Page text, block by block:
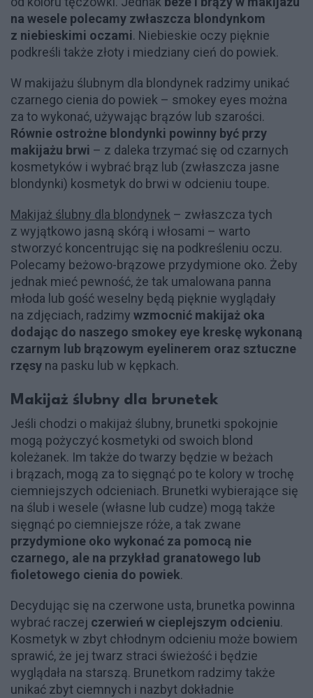
na wesele polecamy zwłaszcza blondynkom
z niebieskimi oczami. Niebieskie oczy pięknie
podkreśli także złoty i miedziany cień do powiek.
W makijażu ślubnym dla blondynek radzimy unikać
czarnego cienia do powiek – smokey eyes można
za to wykonać, używając brązów lub szarości.
Równie ostrożne blondynki powinny być przy
makijażu brwi – z daleka trzymać się od czarnych
kosmetyków i wybrać brąz lub (zwłaszcza jasne
blondynki) kosmetyk do brwi w odcieniu toupe.
Makijaż ślubny dla blondynek – zwłaszcza tych
z wyjątkowo jasną skórą i włosami – warto
stworzyć koncentrując się na podkreśleniu oczu.
Polecamy beżowo-brązowe przydymione oko. Żeby
jednak mieć pewność, że tak umalowana panna
młoda lub gość weselny będą pięknie wyglądały
na zdjęciach, radzimy wzmocnić makijaż oka
dodając do naszego smokey eye kreskę wykonaną
czarnym lub brązowym eyelinerem oraz sztuczne
rzęsy na pasku lub w kępkach.
Makijaż ślubny dla brunetek
Jeśli chodzi o makijaż ślubny, brunetki spokojnie
mogą pożyczyć kosmetyki od swoich blond
koleżanek. Im także do twarzy będzie w beżach
i brązach, mogą za to sięgnąć po te kolory w trochę
ciemniejszych odcieniach. Brunetki wybierające się
na ślub i wesele (własne lub cudze) mogą także
sięgnąć po ciemniejsze róże, a tak zwane
przydymione oko wykonać za pomocą nie
czarnego, ale na przykład granatowego lub
fioletowego cienia do powiek.
Decydując się na czerwone usta, brunetka powinna
wybrać raczej czerwień w cieplejszym odcieniu.
Kosmetyk w zbyt chłodnym odcieniu może bowiem
sprawić, że jej twarz straci świeżość i będzie
wyglądała na starszą. Brunetkom radzimy także
unikać zbyt ciemnych i nazbyt dokładnie